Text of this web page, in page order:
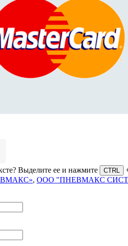
Выделите ее и нажмите CTRL
, ООО "ПНЕВМАКС